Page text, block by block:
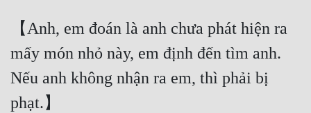
【Anh, em đoán là anh chưa phát hiện ra
mấy món nhỏ này, em định đến tìm anh.
Nếu anh không nhận ra em, thì phải bị
phạt.】